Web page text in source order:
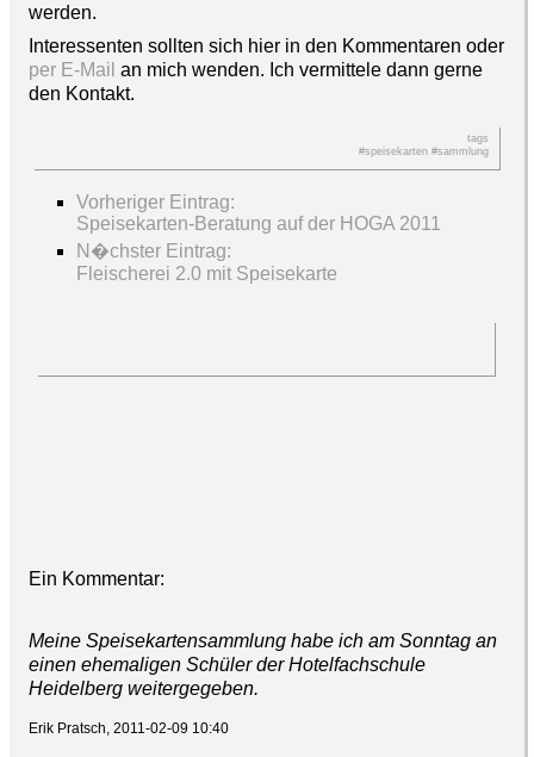
werden.
Interessenten sollten sich hier in den Kommentaren oder
per E-Mail an mich wenden. Ich vermittele dann gerne
den Kontakt.
tags
#speisekarten #sammlung
Vorheriger Eintrag:
Speisekarten-Beratung auf der HOGA 2011
N�chster Eintrag:
Fleischerei 2.0 mit Speisekarte
Ein Kommentar:
Meine Speisekartensammlung habe ich am Sonntag an
einen ehemaligen Schüler der Hotelfachschule
Heidelberg weitergegeben.
Erik Pratsch, 2011-02-09 10:40